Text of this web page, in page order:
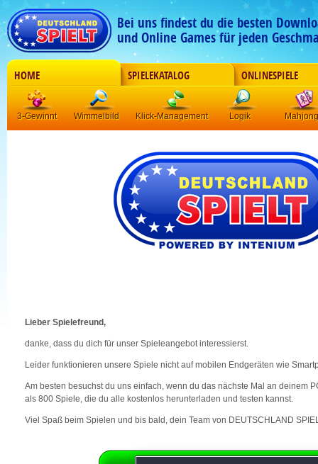
Bei uns findest du die besten
und Online Games für jeden
HOME SPIELEKATALOG ONLINESPIELE
3-Gewinnt Wimmelbild Klick-Management Logik Mahjong
Lieber Spielefreund,
danke, dass du dich für unser Spieleangebot interessierst.
Leider funktionieren unsere Spiele nicht auf mobilen Endgeräten wie
Am besten besuchst du uns einfach, wenn du das nächste Mal an deinem
als 800 Spiele, die du alle kostenlos herunterladen und testen kannst.
Viel Spaß beim Spielen und bis bald, dein Team von DEUTSCHLAND